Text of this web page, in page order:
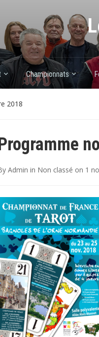
Championnats
2018
Admin in Non classé on 1